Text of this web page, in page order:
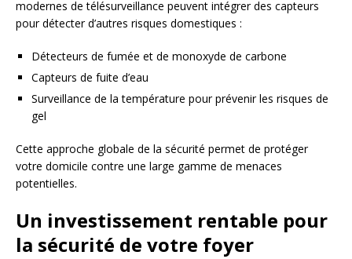
modernes de télésurveillance peuvent intégrer des capteurs
pour détecter d’autres risques domestiques :
Détecteurs de fumée et de monoxyde de carbone
Capteurs de fuite d’eau
Surveillance de la température pour prévenir les risques de
gel
Cette approche globale de la sécurité permet de protéger
votre domicile contre une large gamme de menaces
potentielles.
Un investissement rentable pour
la sécurité de votre foyer